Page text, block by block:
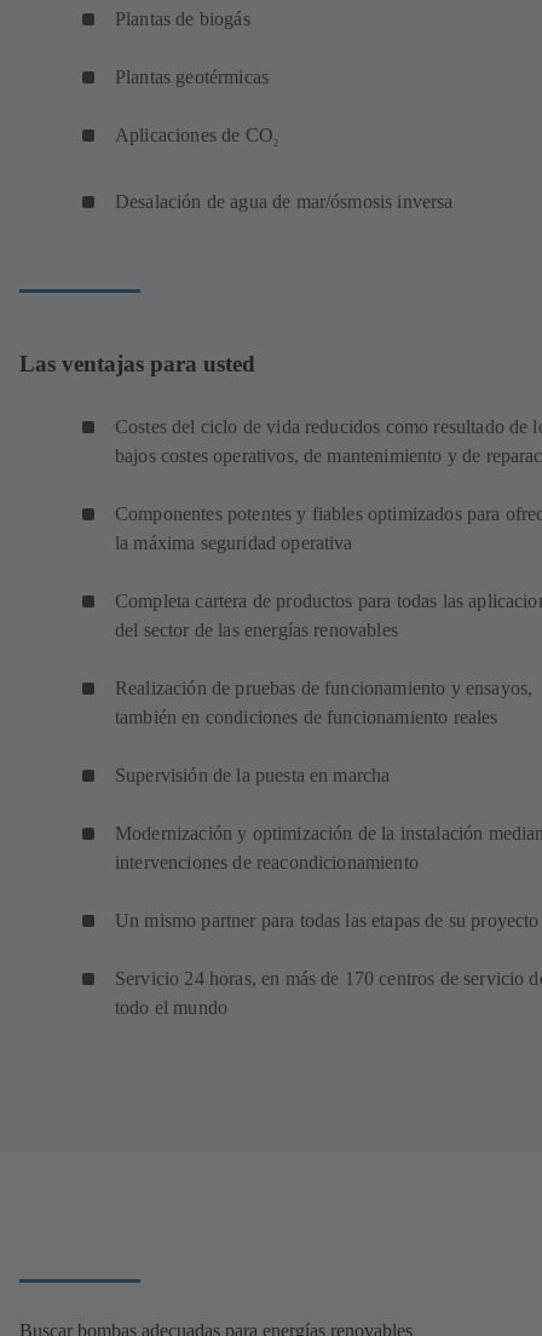
Plantas de biogás
Plantas geotérmicas
Aplicaciones de CO2
Desalación de agua de mar/ósmosis inversa
Las ventajas para usted
Costes del ciclo de vida reducidos como resultado de
bajos costes operativos, de mantenimiento y de
Componentes potentes y fiables optimizados para
la máxima seguridad operativa
Completa cartera de productos para todas las
del sector de las energías renovables
Realización de pruebas de funcionamiento y ensayos,
también en condiciones de funcionamiento reales
Supervisión de la puesta en marcha
Modernización y optimización de la instalación
intervenciones de reacondicionamiento
Un mismo partner para todas las etapas de su proyecto
Servicio 24 horas, en más de 170 centros de servicio
todo el mundo
Buscar bombas adecuadas para energías renovables